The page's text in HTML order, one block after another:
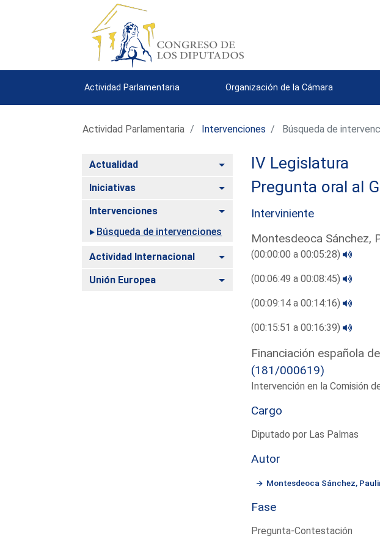
Actividad Parlamentaria Organización de la Cámara
Actividad Parlamentaria Intervenciones Búsqueda de
Actualidad Alternar
Iniciativas Alternar
Intervenciones
Alternar
Búsqueda de intervenciones
Actividad Internacional Alternar
Unión Europea Alternar
IV Legislatura
Pregunta oral al
Interviniente
Montesdeoca Sánchez,
(00:00:00 a 00:05:28)
(00:06:49 a 00:08:45)
(00:09:14 a 00:14:16)
(00:15:51 a 00:16:39)
Financiación española
(181/000619)
Intervención en la Comisión
Cargo
Diputado por Las Palmas
Autor
Montesdeoca Sánchez,
Fase
Pregunta-Contestación